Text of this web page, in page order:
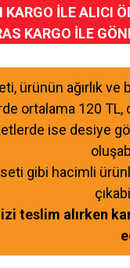
İLE ALICI
KARGO İLE
ürünün ağırlık
ortalama 120
ise desiye
gibi hacimli
teslim alırken